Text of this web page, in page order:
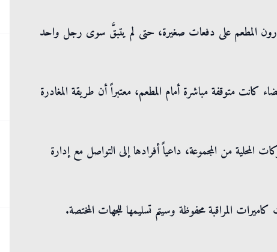
المطعم على دفعات صغيرة، حتى لم يتبقَّ سوى رجل واحد
متوقفة مباشرة أمام المطعم، معتبراً أن طريقة المغادرة
المحلية من المجموعة، داعياً أفرادها إلى التواصل مع إدارة
المراقبة محفوظة وسيتم تسليمها للجهات المختصة.